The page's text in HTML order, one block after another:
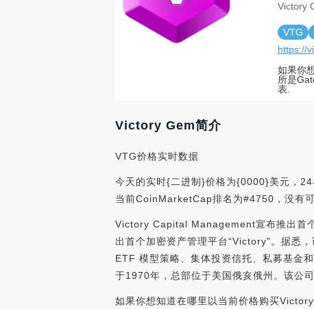
Victory
VTG
https://
如果你
所是
表.
Victory Gem简介
VTG价格实时数据
今天的实时{二进制}价格为{0000}美元，
当前CoinMarketCap排名为#4750，没有
Victory Capital Management宣布推出首
出首个加密资产管理平台“Victory”。据悉
ETF 模型策略、集体投资信托、私募基金
于1970年，总部位于美国俄亥俄州。该公
如果你想知道在哪里以当前价格购买